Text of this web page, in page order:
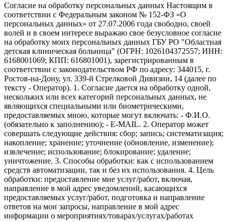
Согласие на обработку персональных данных Настоящим в
соответствии с Федеральным законом № 152-ФЗ «О
персональных данных» от 27.07.2006 года свободно, своей
волей и в своем интересе выражаю свое безусловное согласие
на обработку моих персональных данных ГБУ РО "Областная
детская клиническая больница" (ОГРН: 1026104372557; ИНН:
6168001069; КПП: 616801001), зарегистрированным в
соответствии с законодательством РФ по адресу: 344015, г.
Ростов-на-Дону, ул. 339-й Стрелковой Дивизии, 14 (далее по
тексту - Оператор). 1. Согласие дается на обработку одной,
нескольких или всех категорий персональных данных, не
являющихся специальными или биометрическими,
предоставляемых мною, которые могут включать: - Ф.И.О.
(обязательно к заполнению); - E-MAIL. 2. Оператор может
совершать следующие действия: сбор; запись; систематизация;
накопление; хранение; уточнение (обновление, изменение);
извлечение; использование; блокирование; удаление;
уничтожение. 3. Способы обработки: как с использованием
средств автоматизации, так и без их использования. 4. Цель
обработки: предоставление мне услуг/работ, включая,
направление в мой адрес уведомлений, касающихся
предоставляемых услуг/работ, подготовка и направление
ответов на мои запросы, направление в мой адрес
информации о мероприятиях/товарах/услугах/работах